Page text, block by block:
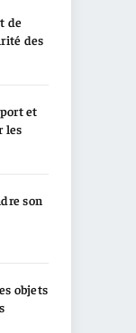
de
des
et
les
son
objets